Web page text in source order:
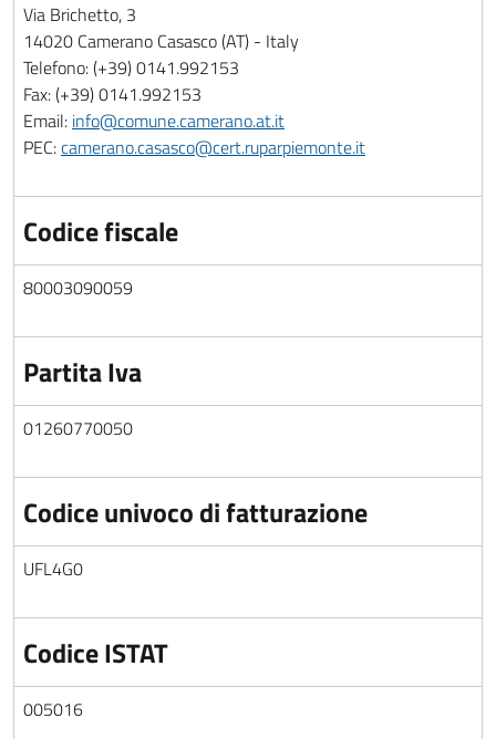
Via Brichetto, 3
14020 Camerano Casasco (AT) - Italy
Telefono: (+39) 0141.992153
Fax: (+39) 0141.992153
Email: info@comune.camerano.at.it
PEC:camerano.casasco@cert.ruparpiemonte.it
Codice fiscale
80003090059
Partita Iva
01260770050
Codice univoco di fatturazione
UFL4G0
Codice ISTAT
005016